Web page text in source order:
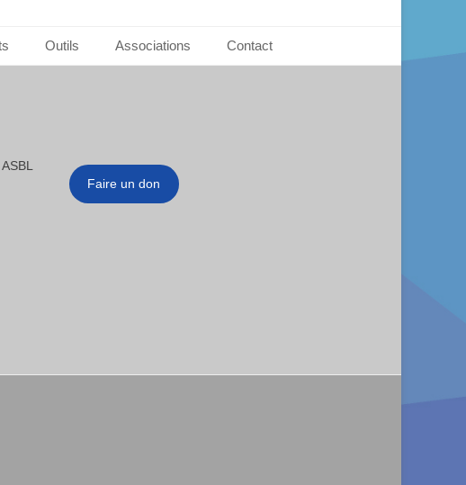
Outils Associations Contact
Faire un don